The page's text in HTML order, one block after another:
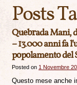
Posts
Quebrada Mani,
– 13.000 anni fa
popolamento del
Posted on 1 Novembre
Questo mese anche